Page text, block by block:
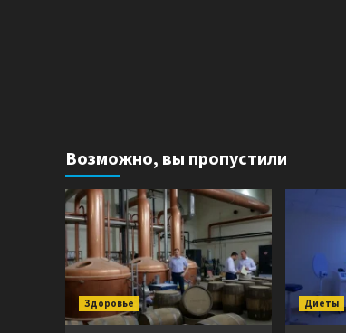
Возможно, вы пропустили
Здоровье Диеты